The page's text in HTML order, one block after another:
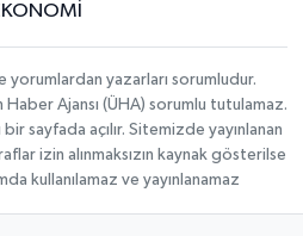
yorumlardan yazarları sorumludur.
Haber Ajansı (ÜHA) sorumlu tutulamaz.
sayfada açılır. Sitemizde yayınlanan
izin alınmaksızın kaynak gösterilse
kullanılamaz ve yayınlanamaz